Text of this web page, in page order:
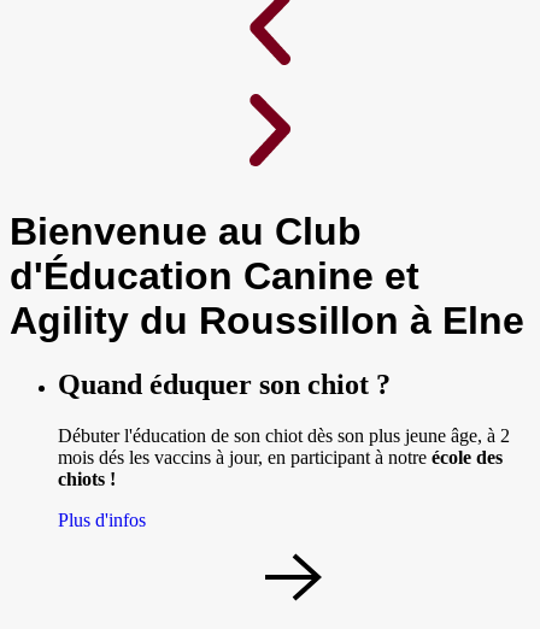
Bienvenue au Club
d'Éducation Canine et
Agility du Roussillon à Elne
Quand éduquer son chiot ?
Débuter l'éducation de son chiot dès son plus jeune âge, à 2
mois dés les vaccins à jour, en participant à notre école des
chiots !
Plus d'infos